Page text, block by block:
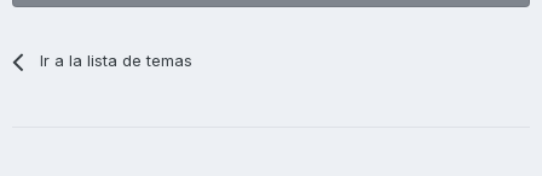
Ir a la lista de temas